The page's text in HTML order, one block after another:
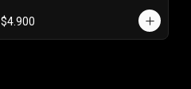
$4.900